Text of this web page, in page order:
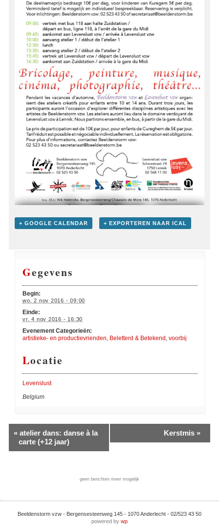
+ GOOGLE CALENDAR + EXPORTEREN NAAR ICAL
Gegevens
Begin:
wo, 2 nov 2016 - 09:00
Einde:
vr, 4 nov 2016 - 16:30
Evenement Categorieën:
artistieke- en productievrienden Beletterd & Betekend ,voorbij
Locatie
Levenslust
Belgium
«atelier dans: danse à la
carte (+12 jaar)
Kerstmis »
geen berichten meer mogelijk
Beeldenstorm vzw - Bergensesteenweg 145 - 1070 Anderlecht - 02/523 43 50
powered by wp